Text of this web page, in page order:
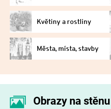
Květiny a rostliny
Města, místa, stavby
Obrazy na stěnu